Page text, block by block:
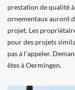
prestation de qualité
ornementaux auront
projet. Les
pour des projets
pas à l’appeler.
êtes à Oermingen.